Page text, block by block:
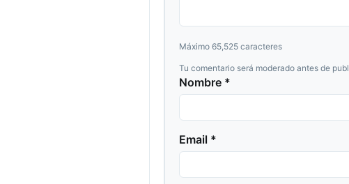
Máximo 65,525 caracteres
Tu comentario será moderado antes de
Nombre *
Email *